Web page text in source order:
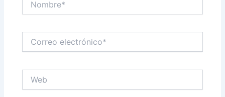
electrónico*